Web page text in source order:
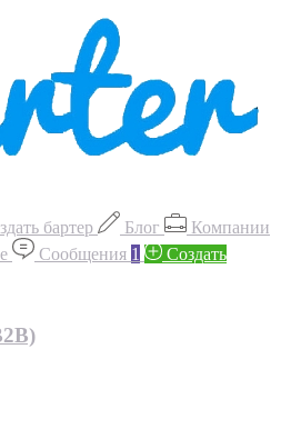
бартер Блог
Компании
Сообщения 1
Создать